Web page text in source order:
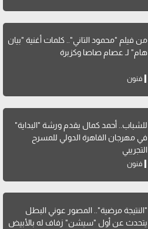
من فيلم "محمود التاني".. كلمات أغنية "بيان
هام" لـ عصام صاصا وكزبرة
فنون
للشباب.. أحمد كمال يقدم ورشة "البداية"
في مهرجان القاهرة الدولي للمسرح
التجريبي
فنون
"النتيجة مرضية".. المصور عوني البطل
يتحدث عن أول "سيشن" زفاف له بالأبيض